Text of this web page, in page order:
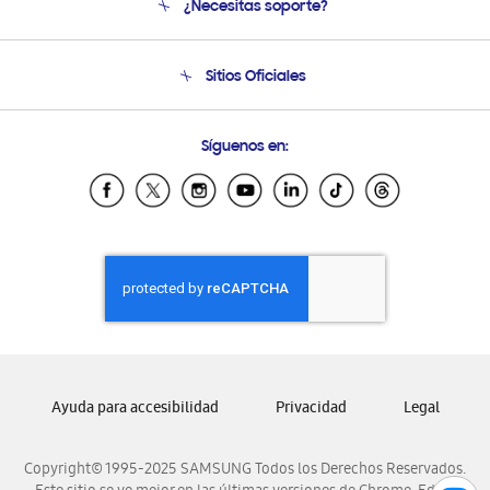
Soporte
¿Necesitas soporte?
Soporte vía eMail
Sitios Oficiales
Samsung Ecuador
Samsung El Salvador
Samsung Honduras
Samsung Nicaragua
Samsung Panamá
Samsung Venezuela
Síguenos en:
Copyright© 1995-2025 SAMSUNG Todos los Derechos Reservados.
Ayuda para accesibilidad Privacidad Legal